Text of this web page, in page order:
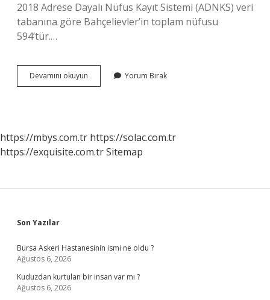
2018 Adrese Dayalı Nüfus Kayıt Sistemi (ADNKS) veri
tabanına göre Bahçelievler’in toplam nüfusu
594’tür.…
Devamını okuyun Bahçelievler
Kaç
Yorum Bırak
https://mbys.com.tr https://solac.com.tr
https://exquisite.com.trSitemap
Sidebar
Son Yazılar
Bursa Askeri Hastanesinin ismi ne oldu ?
Ağustos 6, 2026
Kuduzdan kurtulan bir insan var mı ?
Ağustos 6, 2026